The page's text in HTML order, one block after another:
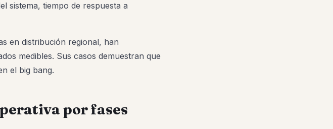
sistema, tiempo de respuesta a
en distribución regional, han
medibles. Sus casos demuestran que
el big bang.
por fases